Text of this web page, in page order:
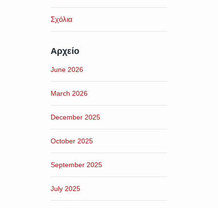
Σχόλια
Αρχείο
June 2026
March 2026
December 2025
October 2025
September 2025
July 2025